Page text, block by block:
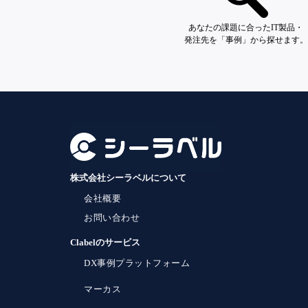
あなたの課題に合ったIT製品・
発注先を「事例」から探せます。
株式会社シーラベルについて
会社概要
お問い合わせ
Clabelのサービス
DX事例プラットフォーム
マーカス